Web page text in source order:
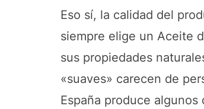
Eso sí, la calidad del
siempre elige un Aceite
sus propiedades
«suaves» carecen de
España produce algunos